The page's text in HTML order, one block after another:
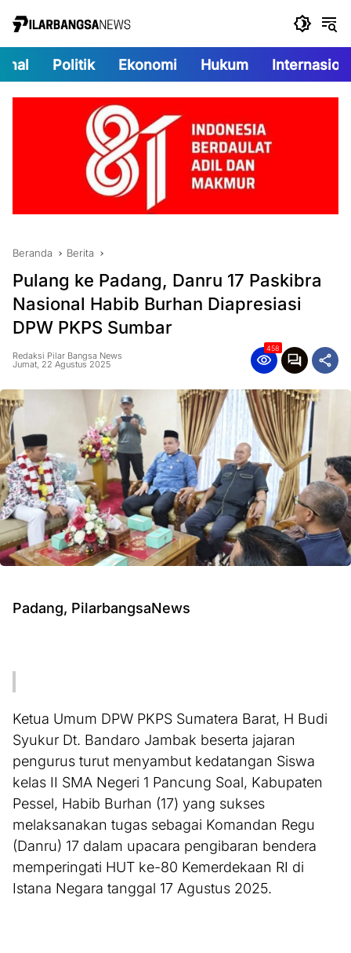
Politik Ekonomi Hukum
Beranda Berita
Pulang ke Padang, Danru 17 Paskibra
Nasional Habib Burhan Diapresiasi
DPW PKPS Sumbar
Redaksi Pilar Bangsa News
Jumat, 22 Agustus 2025
458
Padang, PilarbangsaNews
Ketua Umum DPW PKPS Sumatera Barat, H Budi
Syukur Dt. Bandaro Jambak beserta jajaran
pengurus turut menyambut kedatangan Siswa
kelas II SMA Negeri 1 Pancung Soal, Kabupaten
Pessel, Habib Burhan (17) yang sukses
melaksanakan tugas sebagai Komandan Regu
(Danru) 17 dalam upacara pengibaran bendera
memperingati HUT ke-80 Kemerdekaan RI di
Istana Negara tanggal 17 Agustus 2025.